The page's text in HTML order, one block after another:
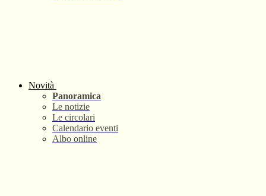
Novità
Panoramica
Le notizie
Le circolari
Calendario eventi
Albo online